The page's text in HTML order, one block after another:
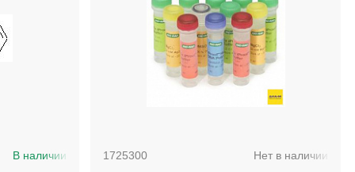
В наличии 1725300 Нет в наличии